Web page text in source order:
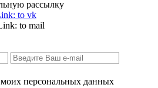
рассылку
моих персональных данных